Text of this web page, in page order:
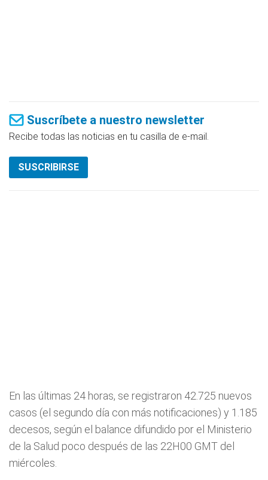
Suscríbete a nuestro newsletter
Recibe todas las noticias en tu casilla de e-mail.
SUSCRIBIRSE
En las últimas 24 horas, se registraron 42.725 nuevos
casos (el segundo día con más notificaciones) y 1.185
decesos, según el balance difundido por el Ministerio
de la Salud poco después de las 22H00 GMT del
miércoles.